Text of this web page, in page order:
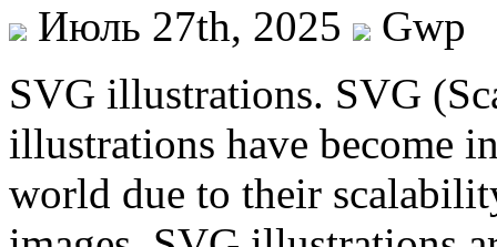
Июль 27th, 2025
Gwp
SVG illustrations. SVG
illustrations have become
world due to their